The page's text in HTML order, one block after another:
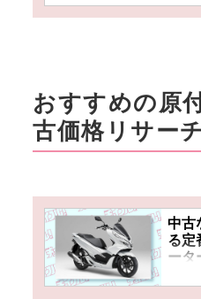
おすすめの原
古価格リサー
中古
る定
ータ
第3
適コ